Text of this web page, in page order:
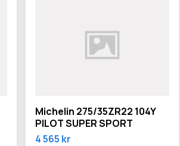
Michelin 275/35ZR22 104Y
PILOT SUPER SPORT
4 565 kr